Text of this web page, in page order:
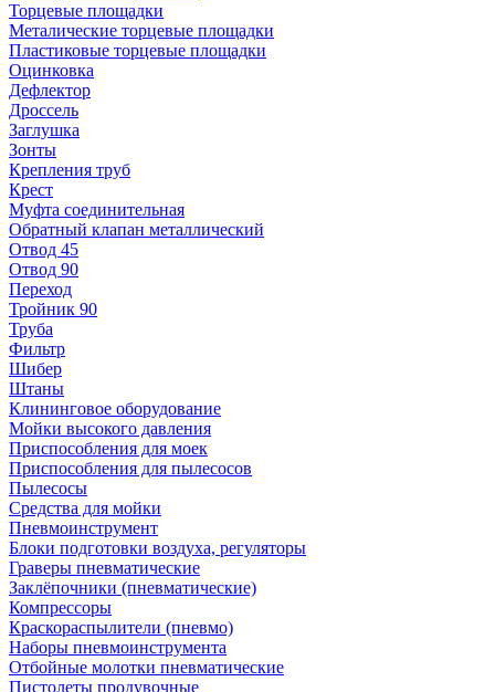
Торцевые площадки
Металические торцевые площадки
Пластиковые торцевые площадки
Оцинковка
Дефлектор
Дроссель
Заглушка
Зонты
Крепления труб
Крест
Муфта соединительная
Обратный клапан металлический
Отвод 45
Отвод 90
Переход
Тройник 90
Труба
Фильтр
Шибер
Штаны
Клининговое оборудование
Мойки высокого давления
Приспособления для моек
Приспособления для пылесосов
Пылесосы
Средства для мойки
Пневмоинструмент
Блоки подготовки воздуха, регуляторы
Граверы пневматические
Заклёпочники (пневматические)
Компрессоры
Краскораспылители (пневмо)
Наборы пневмоинструмента
Отбойные молотки пневматические
Пистолеты продувочные